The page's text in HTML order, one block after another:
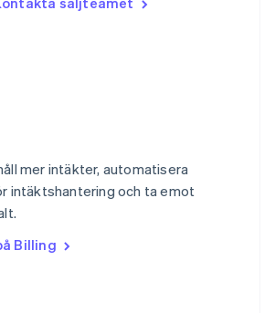
mer intäkter, automatisera
intäktshantering och ta emot
Billing
Italiano English